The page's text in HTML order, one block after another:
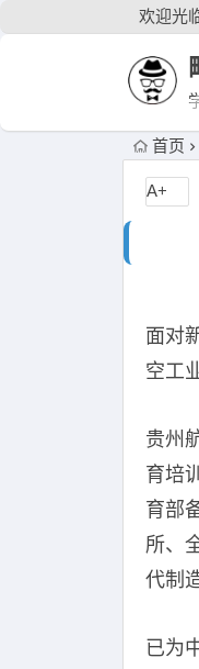
欢迎光
首页
面对
空工
贵州
育培
育部
所、
代制
已为
A+